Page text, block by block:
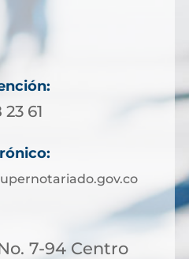
23 61
7-94 Centro